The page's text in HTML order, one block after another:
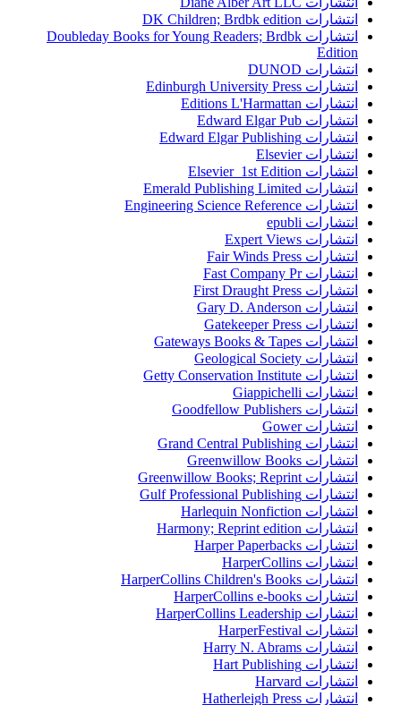
انتشارات DK Children; Brdbk edition
انتشارات Doubleday Books for Young Readers; Brdbk
Edition
انتشارات DUNOD
انتشارات Edinburgh University Press
انتشارات Editions L'Harmattan
انتشارات Edward Elgar Pub
انتشارات Edward Elgar Publishing
انتشارات Elsevier
انتشارات Elsevier 1st Edition
انتشارات Emerald Publishing Limited
انتشارات Engineering Science Reference
انتشارات epubli
انتشارات Expert Views
انتشارات Fair Winds Press
انتشارات Fast Company Pr
انتشارات First Draught Press
انتشارات Gary D. Anderson
انتشارات Gatekeeper Press
انتشارات Gateways Books & Tapes
انتشارات Geological Society
انتشارات Getty Conservation Institute
انتشارات Giappichelli
انتشارات Goodfellow Publishers
انتشارات Gower
انتشارات Grand Central Publishing
انتشارات Greenwillow Books
انتشارات Greenwillow Books; Reprint
انتشارات Gulf Professional Publishing
انتشارات Harlequin Nonfiction
انتشارات Harmony; Reprint edition
انتشارات Harper Paperbacks
انتشارات HarperCollins
انتشارات HarperCollins Children's Books
انتشارات HarperCollins e-books
انتشارات HarperCollins Leadership
انتشارات HarperFestival
انتشارات Harry N. Abrams
انتشارات Hart Publishing
انتشارات Harvard
انتشارات Hatherleigh Press